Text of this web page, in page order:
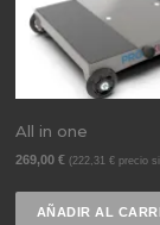
All in one
269,00€ (222,31€ precio
AÑADIR AL